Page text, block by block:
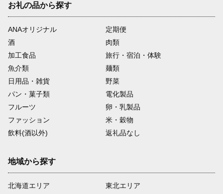
お礼の品から探す
ANAオリジナル
定期便
酒
肉類
加工食品
旅行・宿泊・体験
魚介類
麺類
日用品・雑貨
野菜
パン・菓子類
電化製品
フルーツ
卵・乳製品
ファッション
米・穀物
飲料(酒以外)
返礼品なし
地域から探す
北海道エリア
東北エリア